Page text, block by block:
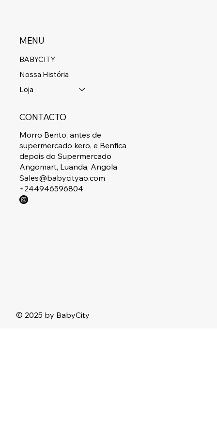
MENU
BABYCITY
Nossa História
Loja
CONTACTO
Morro Bento, antes de
supermercado kero, e Benfica
depois do Supermercado
Angomart, Luanda, Angola
Sales@babycityao.com
+244946596804
© 2025 by BabyCity